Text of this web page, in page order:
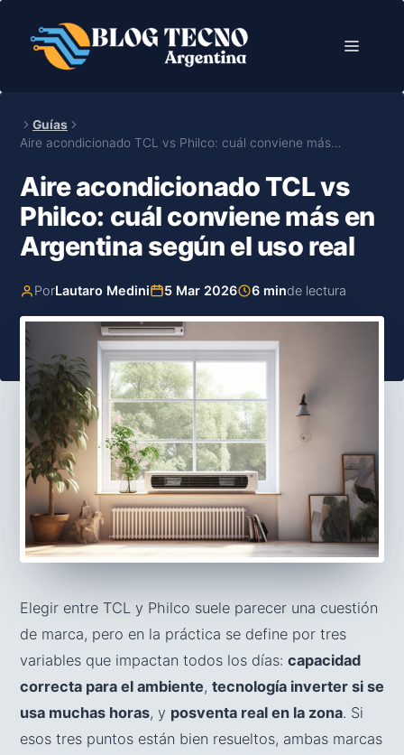
contenido
Menú
Guías
Aire acondicionado TCL vs Philco: cuál conviene más…
Aire acondicionado TCL vs
Philco: cuál conviene más en
Argentina según el uso real
PorLautaro Medini 5 Mar 2026 6 minde lectura
Elegir entre TCL y Philco suele parecer una cuestión
de marca, pero en la práctica se define por tres
variables que impactan todos los días: capacidad
correcta para el ambiente, tecnología inverter si se
usa muchas horas, y posventa real en la zona. Si
esos tres puntos están bien resueltos, ambas marcas